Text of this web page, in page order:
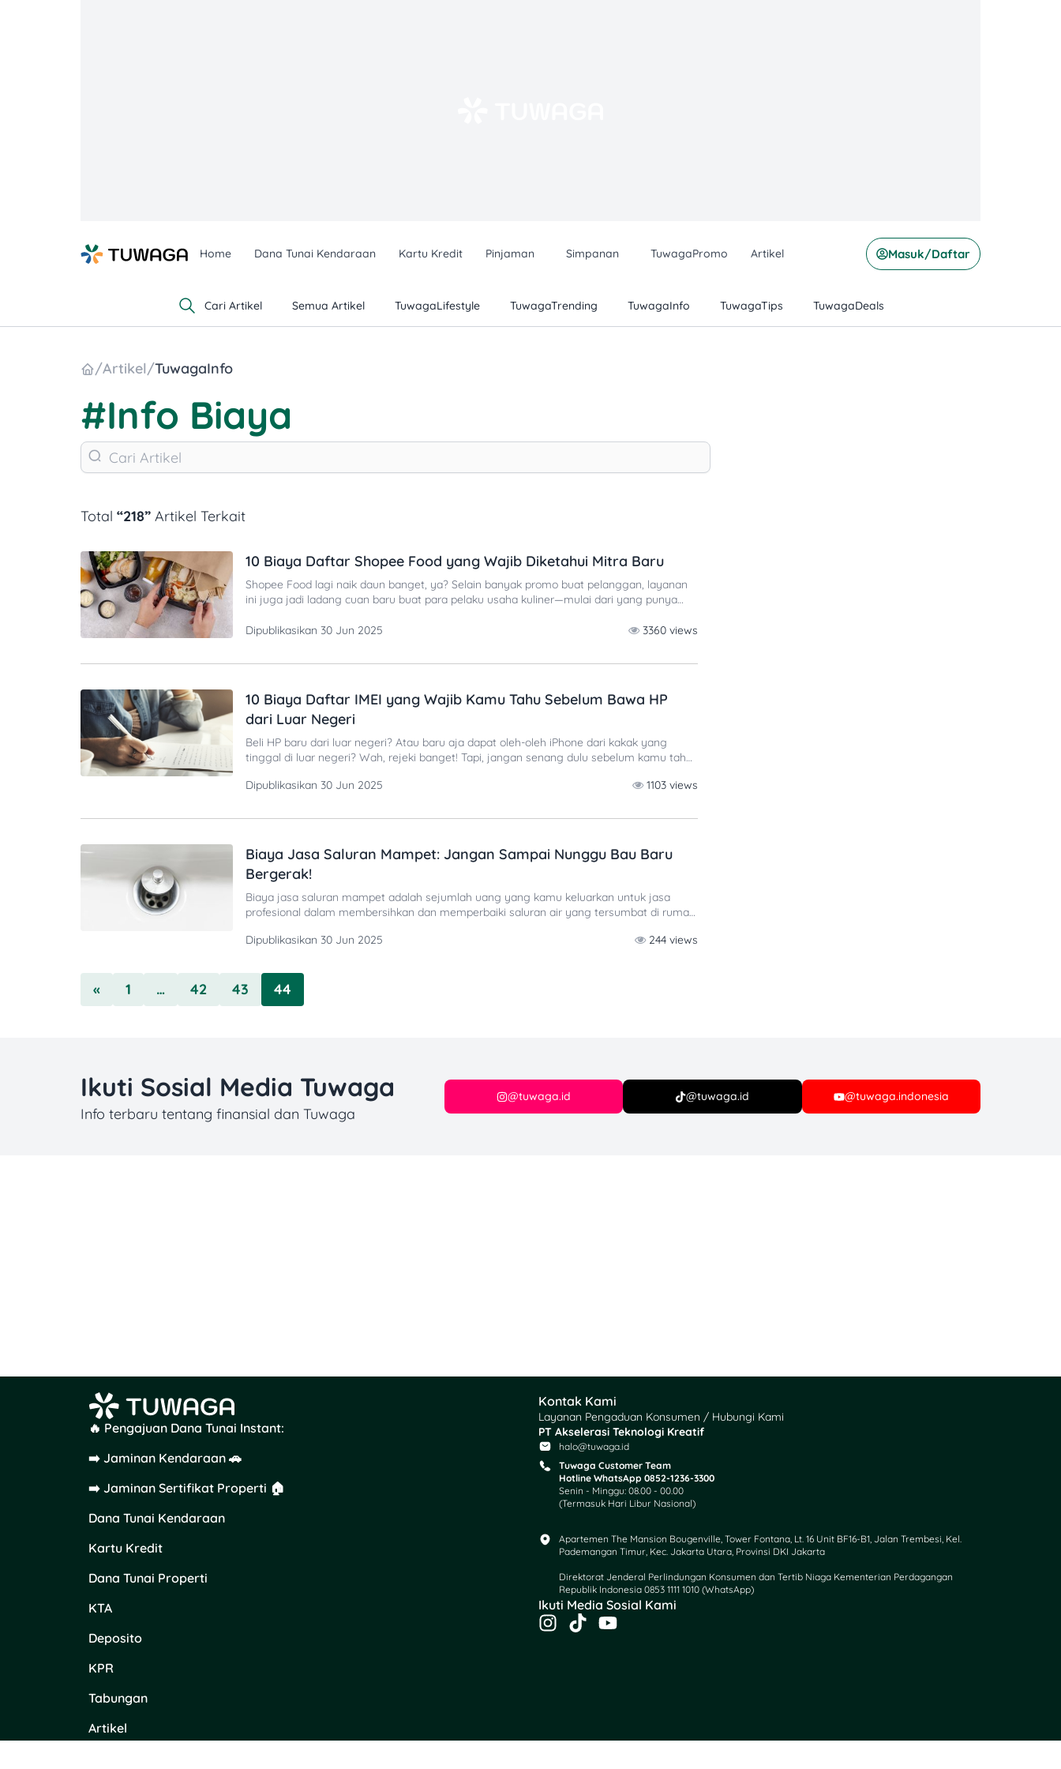
Home Dana Tunai Kendaraan Kartu Kredit Pinjaman Simpanan TuwagaPromo Artikel Masuk/Daftar
Cari Artikel Semua Artikel TuwagaLifestyle TuwagaTrending TuwagaInfo TuwagaTips TuwagaDeals
/Artikel/TuwagaInfo
#Info Biaya
Total “218” Artikel Terkait
10 Biaya Daftar Shopee Food yang Wajib Diketahui Mitra Baru
Shopee Food lagi naik daun banget, ya? Selain banyak promo buat pelanggan, layanan
ini juga jadi ladang cuan baru buat para pelaku usaha kuliner—mulai dari yang punya
lagi mikir buat gabung ke Shopee Food, pertanyaan paling umum
Dipublikasikan 30 Jun 2025 3360 views
10 Biaya Daftar IMEI yang Wajib Kamu Tahu Sebelum Bawa HP
dari Luar Negeri
Beli HP baru dari luar negeri? Atau baru aja dapat oleh-oleh iPhone dari kakak yang
tinggal di luar negeri? Wah, rejeki banget! Tapi, jangan senang dulu sebelum kamu tahu
yang IMEI-nya nggak terdaftar, bisa-bisa nggak bisa
Dipublikasikan 30 Jun 2025 1103 views
Biaya Jasa Saluran Mampet: Jangan Sampai Nunggu Bau Baru
Bergerak!
Biaya jasa saluran mampet adalah sejumlah uang yang kamu keluarkan untuk jasa
profesional dalam membersihkan dan memperbaiki saluran air yang tersumbat di rumah,
terlambat ya! Baca terus biar kamu tahu kisaran biayanya dan tips biar nggak
Dipublikasikan 30 Jun 2025 244 views
« 1 … 42 43 44
Ikuti Sosial Media Tuwaga
Info terbaru tentang finansial dan Tuwaga
@tuwaga.id @tuwaga.id @tuwaga.indonesia
🔥 Pengajuan Dana Tunai Instant:
➡️ Jaminan Kendaraan 🚗
➡️ Jaminan Sertifikat Properti 🏠
Dana Tunai Kendaraan
Kartu Kredit
Dana Tunai Properti
KTA
Deposito
KPR
Tabungan
Artikel
Kontak Kami
Layanan Pengaduan Konsumen / Hubungi Kami
PT Akselerasi Teknologi Kreatif
halo@tuwaga.id
Tuwaga Customer Team
Hotline WhatsApp 0852-1236-3300
Senin - Minggu: 08.00 - 00.00
(Termasuk Hari Libur Nasional)
Apartemen The Mansion Bougenville, Tower Fontana, Lt. 16 Unit BF16-B1, Jalan Trembesi, Kel.
Pademangan Timur, Kec. Jakarta Utara, Provinsi DKI Jakarta
Direktorat Jenderal Perlindungan Konsumen dan Tertib Niaga Kementerian Perdagangan
Republik Indonesia 0853 1111 1010 (WhatsApp)​
Ikuti Media Sosial Kami
I
r
T
Y
e